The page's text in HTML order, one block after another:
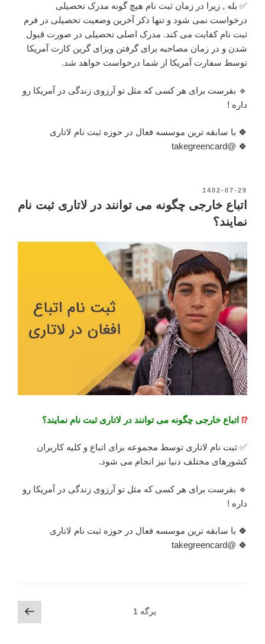
✅ بله , زیرا در زمان ثبت نام هیچ گونه مدرک تحصیلی
درخواست نمی شود و تنها ذکر آخرین وضعیت تحصیلی در فرم
ثبت نام کفایت می کند. مدرک اصلی تحصیلی در صورت قبول
شدن و در زمان مصاحبه برای گرفتن ویزای گرین کارت آمریکا
توسط سفارت آمریکا از شما درخواست خواهد شد.
🔹 بفرست برای هر کسی که مثل تو آرزوی زندگی در آمریکا رو
داره !
🍀 با سابقه ترین موسسه فعال در حوزه ثبت نام لاتاری
🍀 @takegreencard
نوشته‌شده
در
1402-07-29
اتباع خارجی چگونه می توانند در لاتاری ثبت نام
نمایند؟
⁉️ اتباع خارجی چگونه می توانند در لاتاری ثبت نام نمایند؟
✅ ثبت نام لاتاری توسط مجموعه برای اتباع و کلیه کاربران
کشورهای مختلف دنیا نیز انجام می شود.
🔹 بفرست برای هر کسی که مثل تو آرزوی زندگی در آمریکا رو
داره !
🍀 با سابقه ترین موسسه فعال در حوزه ثبت نام لاتاری
🍀 @takegreencard
برگه 1
برگه
بعدی